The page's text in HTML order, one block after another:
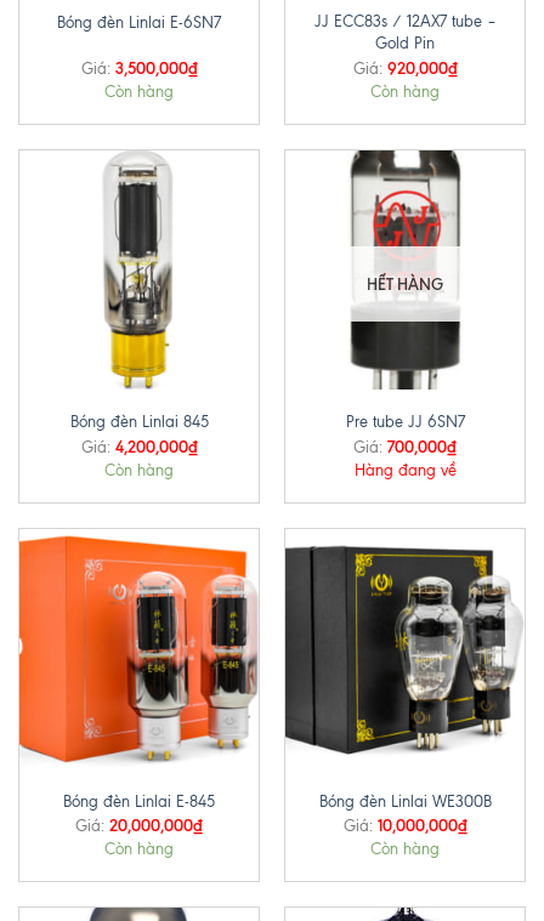
Bóng đèn Linlai E-6SN7
Giá: 3,500,000₫
Còn hàng
JJ ECC83s / 12AX7 tube –
Gold Pin
Giá: 920,000₫
Còn hàng
Bóng đèn Linlai 845
Giá: 4,200,000₫
Còn hàng
HẾT HÀNG
Pre tube JJ 6SN7
Giá: 700,000₫
Hàng đang về
Bóng đèn Linlai E-845
Giá: 20,000,000₫
Còn hàng
Bóng đèn Linlai WE300B
Giá: 10,000,000₫
Còn hàng